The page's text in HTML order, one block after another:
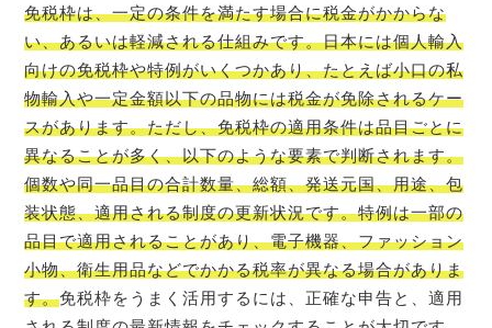
免税枠は、一定の条件を満たす場合に税金がかからな
い、あるいは軽減される仕組みです。日本には個人輸入
向けの免税枠や特例がいくつかあり、たとえば小口の私
物輸入や一定金額以下の品物には税金が免除されるケー
スがあります。ただし、免税枠の適用条件は品目ごとに
異なることが多く、以下のような要素で判断されます。
個数や同一品目の合計数量、総額、発送元国、用途、包
装状態、適用される制度の更新状況です。特例は一部の
品目で適用されることがあり、電子機器、ファッション
小物、衛生用品などでかかる税率が異なる場合がありま
す。免税枠をうまく活用するには、正確な申告と、適用